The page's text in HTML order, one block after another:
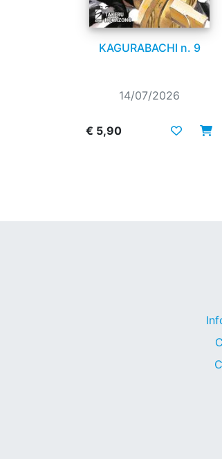
KAGURABACHI n. 9
14/07/2026
€ 5,90